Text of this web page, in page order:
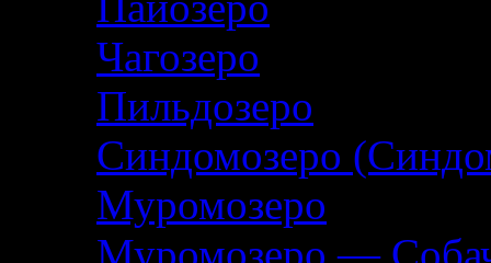
Чагозеро
Пильдозеро
Синдомозеро
Муромозеро